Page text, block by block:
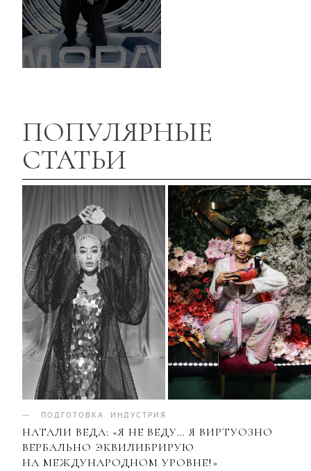
ПОПУЛЯРНЫЕ
СТАТЬИ
ПОДГОТОВКА. ИНДУСТРИЯ
НАТАЛИ ВЕДА: «Я НЕ ВЕДУ… Я ВИРТУОЗНО
ВЕРБАЛЬНО ЭКВИЛИБРИРУЮ
НА МЕЖДУНАРОДНОМ УРОВНЕ!»